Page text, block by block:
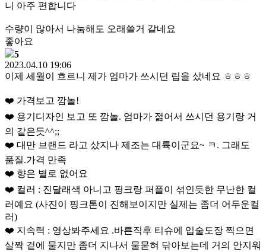
니 아주 편합니다
수량이 많아서 나눔해도 오래쓸거 같네요
좋아요
5
2023.04.10 19:06
이제 세월이 흐르니 제가 엄마가 쓰시던 립을 샀네요 ㅎㅎㅎ
❤️ 가격보고 깜놀!
❤️ 용기디자인 보고 또 깜놀. 엄마가 젊어서 쓰시던 용기랑 거
의 같은듯^^;;
❤️ 대만 브랜드 라고 샀지나 제조는 대륙이군요~ ㅋ. 그래도
품질.가격 만족
❤️ 향은 별로 없어요
❤️ 컬러 : 진달래색 아니고 핑크랑 퍼플이 섞인듯한 무난한 컬
러예요 (사진이 핑크톤이 진해보이지만 실제는 좀더 어두운컬
러)
❤️ 지속력 : 영상봐주세요 .바른직후 티슈에 입술도장 찍으면
살짝 겉에 물지만 좀더 지나서 물묻혀 닦아보는데 거의 안지워